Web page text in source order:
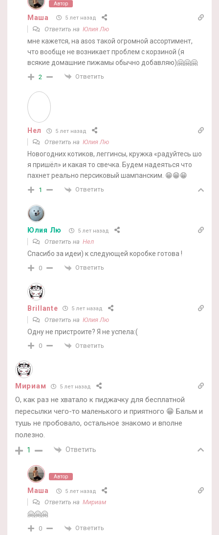
Автор
Маша 5 лет назад
Ответить на Юлия Лю
мне кажется, на asos такой огромной ассортимент,
что вообще не возникает проблем с корзиной (я
всякие домашние пижамы обычно добавляю)🤗🤗🤗
2 Ответить
Нел 5 лет назад
Ответить на Юлия Лю
Новогодних котиков, леггинсы, кружка «радуйтесь шо
я пришёл» и какая то свечка. Будем надеяться что
пахнет реально персиковый шампанским. 😁😁😁
1 Ответить
Юлия Лю 5 лет назад
Ответить на Нел
Спасибо за идеи) к следующей коробке готова !
0 Ответить
Brillante 5 лет назад
Ответить на Юлия Лю
Одну не пристроите? Я не успела:(
0 Ответить
Мириам 5 лет назад
О, как раз не хватало к пиджачку для бесплатной
пересылки чего-то маленького и приятного 😁 Бальм и
тушь не пробовало, остальное знакомо и вполне
полезно.
1 Ответить
Автор
Маша 5 лет назад
Ответить на Мириам
🤗🤗🤗
0 Ответить